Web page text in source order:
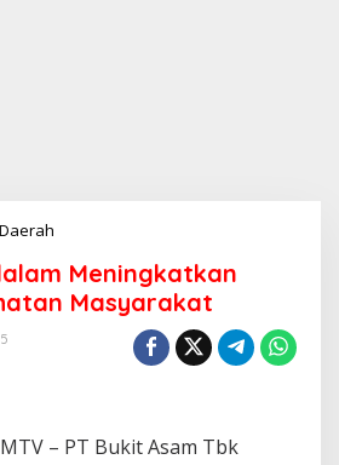
Daerah
p
r
a
d
Meningkatkan
Masyarakat
– PT Bukit Asam Tbk